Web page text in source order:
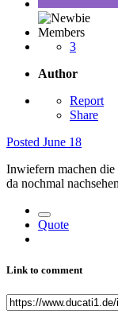
Members
3
Author
Report
Share
Posted June 18
Inwiefern machen die
da nochmal nachsehen
Quote
Link to comment